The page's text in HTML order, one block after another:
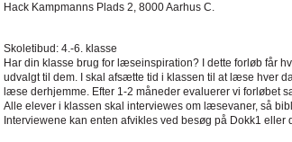
Hack Kampmanns Plads 2, 8000 Aarhus C.
Skoletibud: 4.-6. klasse
Har din klasse brug for læseinspiration? I dette forløb får
udvalgt til dem. I skal afsætte tid i klassen til at læse hver
læse derhjemme. Efter 1-2 måneder evaluerer vi forløbet
Alle elever i klassen skal interviewes om læsevaner, så
Interviewene kan enten afvikles ved besøg på Dokk1 eller